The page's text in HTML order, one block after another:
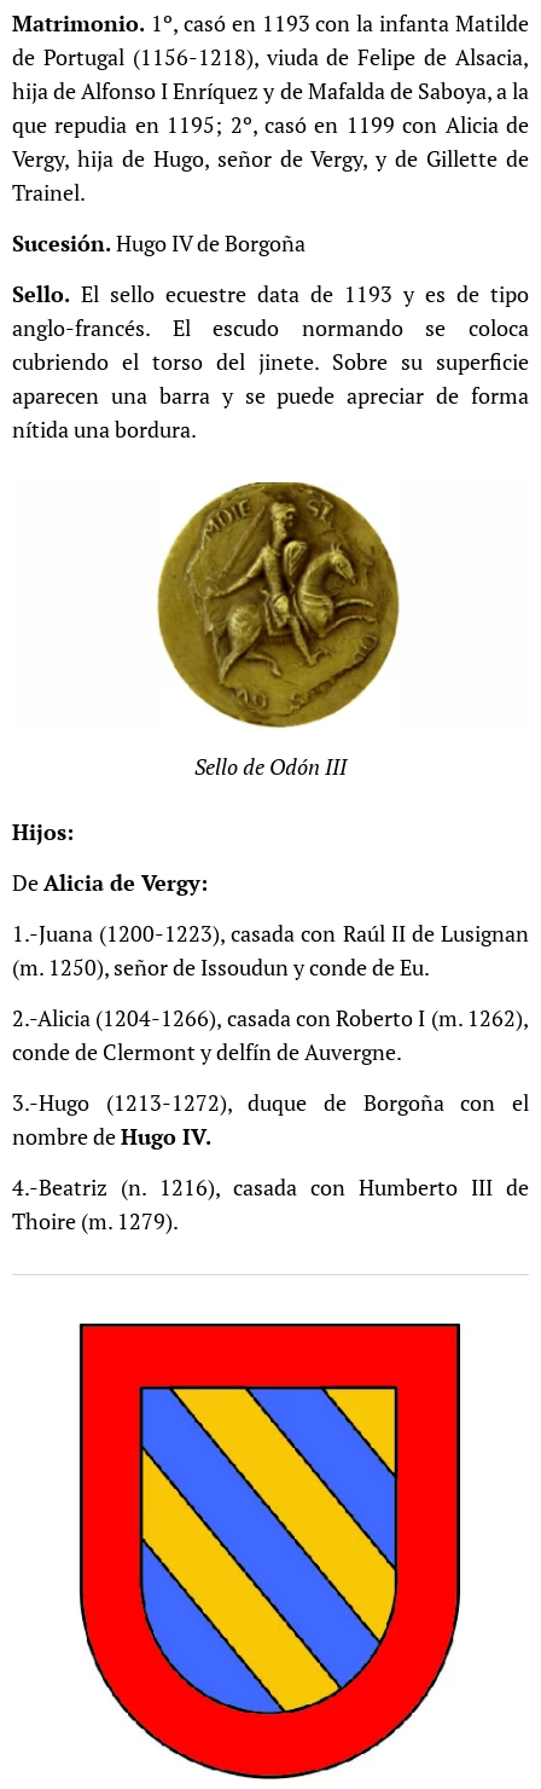
Matrimonio. 1º, casó en 1193 con la infanta Matilde
de Portugal​ (1156-1218), viuda de Felipe de Alsacia,
hija de Alfonso I Enríquez y de Mafalda de Saboya, a la
que repudia en 1195; 2º, casó en 1199 con Alicia de
Vergy, hija de Hugo, señor de Vergy, y de Gillette de
Trainel.
Sucesión.Hugo IV de Borgoña
Sello. El sello ecuestre data de 1193 y es de tipo
anglo-francés. El escudo normando se coloca
cubriendo el torso del jinete. Sobre su superficie
aparecen una barra y se puede apreciar de forma
nítida una bordura.
Sello de Odón III
Hijos:
DeAlicia de Vergy:
1.-Juana (1200-1223), casada con Raúl II de Lusignan
(m. 1250), señor de Issoudun y conde de Eu.
2.-Alicia (1204-1266), casada con Roberto I (m. 1262),
conde de Clermont y delfín de Auvergne.
3.-Hugo (1213-1272), duque de Borgoña con el
nombre deHugo IV.
4.-Beatriz (n. 1216), casada con Humberto III de
Thoire (m. 1279).